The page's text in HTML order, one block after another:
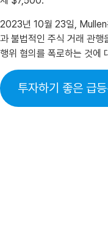
2023년 10월 23일,
과 불법적인 주식 거래 관
행위 혐의를 폭로하는 것에
투자하기 좋은 급